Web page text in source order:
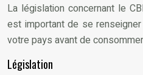
La législation concernant le
est important de se
votre pays avant de
Législation